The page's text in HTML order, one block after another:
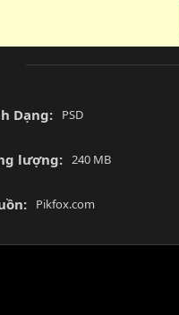
Dạng: PSD
lượng: 240 MB
Pikfox.com